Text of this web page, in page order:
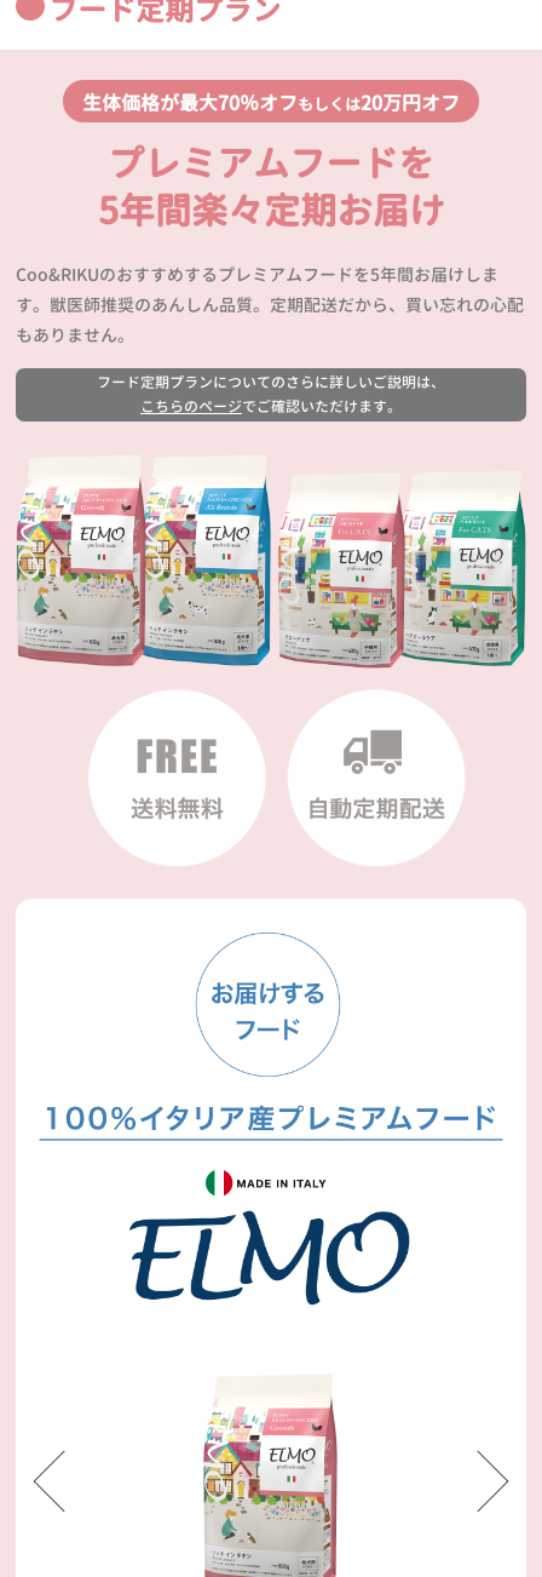
フード定期プラン
生体価格が最大70％オフもしくは20万円オフ
プレミアムフードを
5年間楽々定期お届け
Coo&RIKUのおすすめするプレミアムフードを5年間お届けしま
す。獣医師推奨のあんしん品質。定期配送だから、買い忘れの心配
もありません。
フード定期プランについてのさらに詳しいご説明は、
こちらのページでご確認いただけます。